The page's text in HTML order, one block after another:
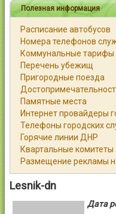
Город
Статьи
Каталог
Справочник
Работа
Объявления
Помощь
Контакты
Полезная информация
Расписание автобусов
Номера телефонов
Коммунальные тарифы
Перечень убежищ
Пригородные поезда
Памятные места
Интернет провайдеры
Телефоны городских
Горячие линии ДНР
Квартальные комитеты
Размещение рекламы
Lesnik-dn
Дата